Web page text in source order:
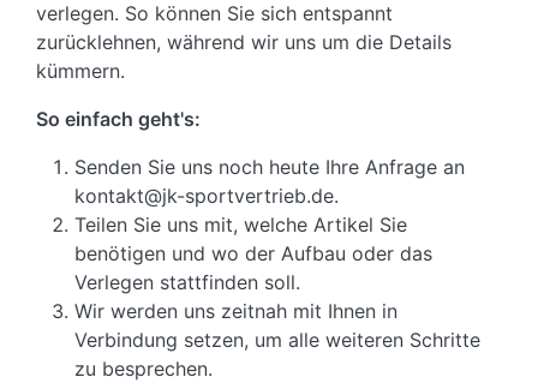
verlegen. So können Sie sich entspannt
zurücklehnen, während wir uns um die Details
kümmern.
So einfach geht's:
Senden Sie uns noch heute Ihre Anfrage an
kontakt@jk-sportvertrieb.de.
Teilen Sie uns mit, welche Artikel Sie
benötigen und wo der Aufbau oder das
Verlegen stattfinden soll.
Wir werden uns zeitnah mit Ihnen in
Verbindung setzen, um alle weiteren Schritte
zu besprechen.